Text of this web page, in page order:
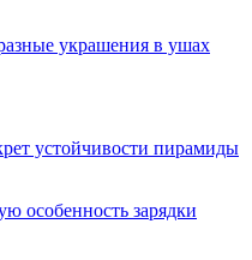
украшения в ушах
устойчивости пирамиды
особенность зарядки